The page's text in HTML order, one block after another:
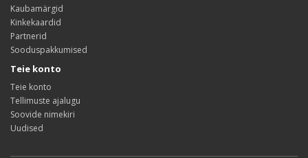
Kaubamärgid
Kinkekaardid
Partnerid
Sooduspakkumised
Teie konto
Teie konto
Tellimuste ajalugu
Soovide nimekiri
Uudised